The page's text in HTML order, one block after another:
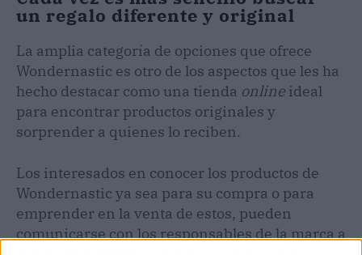
un regalo diferente y original
La amplia categoría de opciones que ofrece
Wondernastic es otro de los aspectos que les ha
hecho destacar como una tienda online ideal
para encontrar productos originales y
sorprender a quienes lo reciben.
Los interesados en conocer los productos de
Wondernastic ya sea para su compra o para
emprender en la venta de estos, pueden
comunicarse con los responsables de la marca a